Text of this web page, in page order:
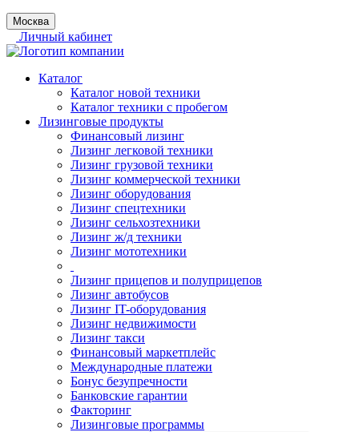
Москва
Личный кабинет
Каталог
Каталог новой техники
Каталог техники с пробегом
Лизинговые продукты
Финансовый лизинг
Лизинг легковой техники
Лизинг грузовой техники
Лизинг коммерческой техники
Лизинг оборудования
Лизинг спецтехники
Лизинг сельхозтехники
Лизинг ж/д техники
Лизинг мототехники
Лизинг прицепов и полуприцепов
Лизинг автобусов
Лизинг IT-оборудования
Лизинг недвижимости
Лизинг такси
Финансовый маркетплейс
Международные платежи
Бонус безупречности
Банковские гарантии
Факторинг
Лизинговые программы